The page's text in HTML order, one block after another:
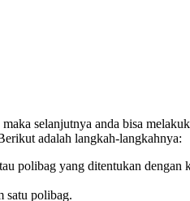
selanjutnya anda bisa
adalah langkah-langkahnya:
polibag yang ditentukan dengan
satu polibag.